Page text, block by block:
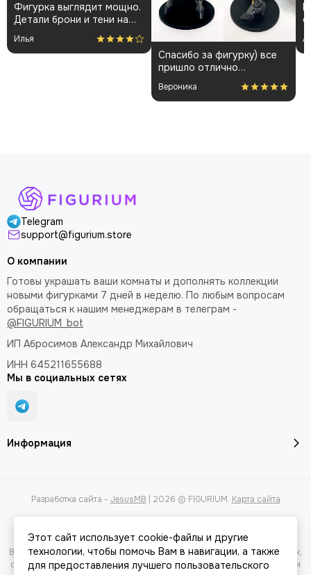
Фигурка выглядит мощно.
Детали брони и тени на
плаще проработаны
аккуратно. Пришла быстро
и без повреждений.
Илья
Спасибо за фигурку) все
пришло отлично
упакованным. Отдельная
благодарность за
покраску модели.
Вероника
Telegram
support@figurium.store
Информация
О компании
Готовы украшать ваши комнаты и дополнять коллекции
новыми фигурками 7 дней в неделю. По любым вопросам
обращаться к нашим менеджерам в телеграм -
@FIGURIUM_bot
ИП Абросимов Александр Михайлович
ИНН 645211655688
Мы в социальных сетях
Разработка сайта - JesusMB | 2026 © FIGURIUM. Карта сайта
Вся представленная на сайте информация, касающаяся характеристик,
стоимости товаров и услуг, носит информационный характер и ни при
Этот сайт использует cookie-файлы и другие
технологии, чтобы помочь Вам в навигации, а также
для предоставления лучшего пользовательского